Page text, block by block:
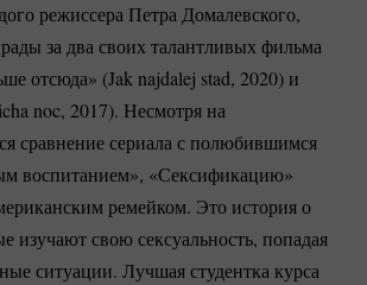
режиссера Петра Домалевского,
за два своих талантливых фильма
отсюда» (Jak najdalej stad, 2020) и
noc, 2017). Несмотря на
сравнение сериала с полюбившимся
воспитанием», «Сексификацию»
ремейком. Это история о
изучают свою сексуальность, попадая
ситуации. Лучшая студентка курса